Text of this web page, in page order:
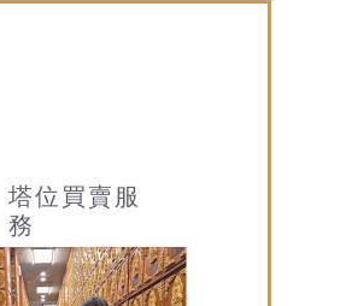
塔位買賣服
務